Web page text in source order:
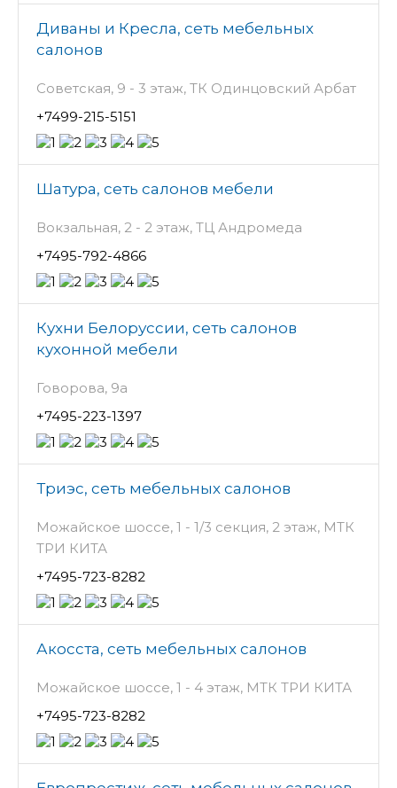
Диваны и Кресла, сеть мебельных
салонов
Советская, 9 - 3 этаж, ТК Одинцовский Арбат
+7499-215-5151
Шатура, сеть салонов мебели
Вокзальная, 2 - 2 этаж, ТЦ Андромеда
+7495-792-4866
Кухни Белоруссии, сеть салонов
кухонной мебели
Говорова, 9а
+7495-223-1397
Триэс, сеть мебельных салонов
Можайское шоссе, 1 - 1/3 секция, 2 этаж, МТК
ТРИ КИТА
+7495-723-8282
Акосста, сеть мебельных салонов
Можайское шоссе, 1 - 4 этаж, МТК ТРИ КИТА
+7495-723-8282